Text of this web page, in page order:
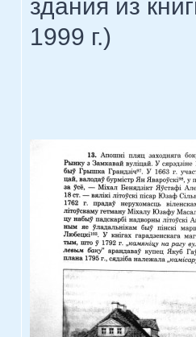
здания из
1999 г.)